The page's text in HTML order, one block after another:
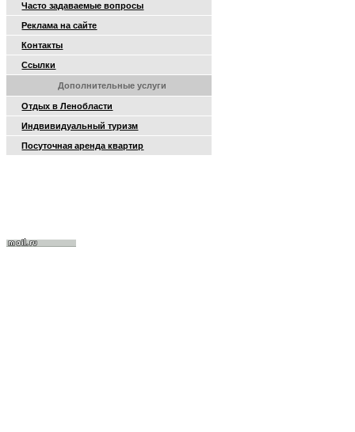
Часто задаваемые вопросы
Реклама на сайте
Контакты
Ссылки
Дополнительные услуги
Отдых в Ленобласти
Индвивидуальный туризм
Посуточная аренда квартир